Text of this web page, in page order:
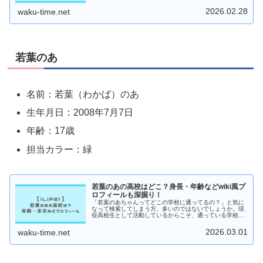
waku-time.net 2026.02.28
若葉のあ
名前：若葉（わかば）のあ
生年月日：2008年7月7日
年齢：17歳
担当カラー：緑
若葉のあの高校はどこ？身長・年齢などwiki風プ
ロフィールも深掘り！
「若葉のあちゃんってどこの学校に通ってるの？」と気に
なって検索してしまう方、多いのではないでしょうか。現
役高校生として活動しているからこそ、通っている学校や
waku-time.net 2026.03.01